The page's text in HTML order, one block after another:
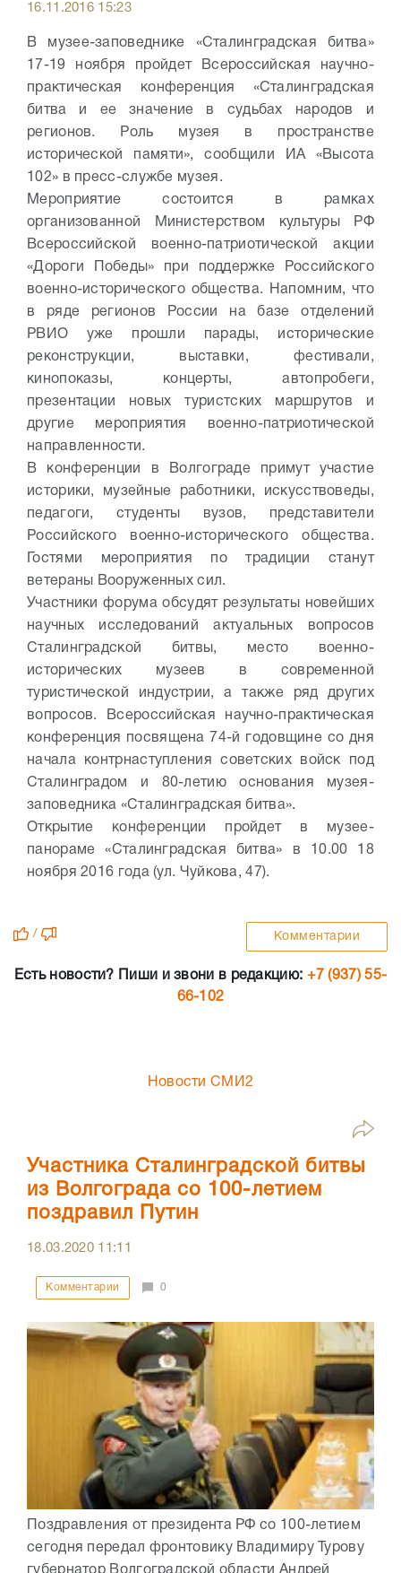
16.11.2016 15:23
В музее-заповеднике «Сталинградская битва»
17-19 ноября пройдет Всероссийская научно-
практическая конференция «Сталинградская
битва и ее значение в судьбах народов и
регионов. Роль музея в пространстве
исторической памяти», сообщили ИА «Высота
102» в пресс-службе музея.
Мероприятие состоится в рамках
организованной Министерством культуры РФ
Всероссийской военно-патриотической акции
«Дороги Победы» при поддержке Российского
военно-исторического общества. Напомним, что
в ряде регионов России на базе отделений
РВИО уже прошли парады, исторические
реконструкции, выставки, фестивали,
кинопоказы, концерты, автопробеги,
презентации новых туристских маршрутов и
другие мероприятия военно-патриотической
направленности.
В конференции в Волгограде примут участие
историки, музейные работники, искусствоведы,
педагоги, студенты вузов, представители
Российского военно-исторического общества.
Гостями мероприятия по традиции станут
ветераны Вооруженных сил.
Участники форума обсудят результаты новейших
научных исследований актуальных вопросов
Сталинградской битвы, место военно-
исторических музеев в современной
туристической индустрии, а также ряд других
вопросов. Всероссийская научно-практическая
конференция посвящена 74-й годовщине со дня
начала контрнаступления советских войск под
Сталинградом и 80-летию основания музея-
заповедника «Сталинградская битва».
Открытие конференции пройдет в музее-
панораме «Сталинградская битва» в 10.00 18
ноября 2016 года (ул. Чуйкова, 47).
/ Комментарии
Есть новости? Пиши и звони в редакцию: +7 (937) 55-
66-102
Новости СМИ2
Участника Сталинградской битвы
из Волгограда со 100-летием
поздравил Путин
18.03.2020 11:11
Комментарии 0
Поздравления от президента РФ со 100-летием
сегодня передал фронтовику Владимиру Турову
губернатор Волгоградской области Андрей